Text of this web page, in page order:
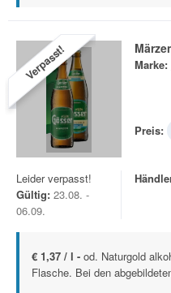
Verpasst! Marke:
Preis:
Leider verpasst!
Gültig: 23.08. -
06.09.
€ 1,37 / l - od. Naturgold
Flasche. Bei den